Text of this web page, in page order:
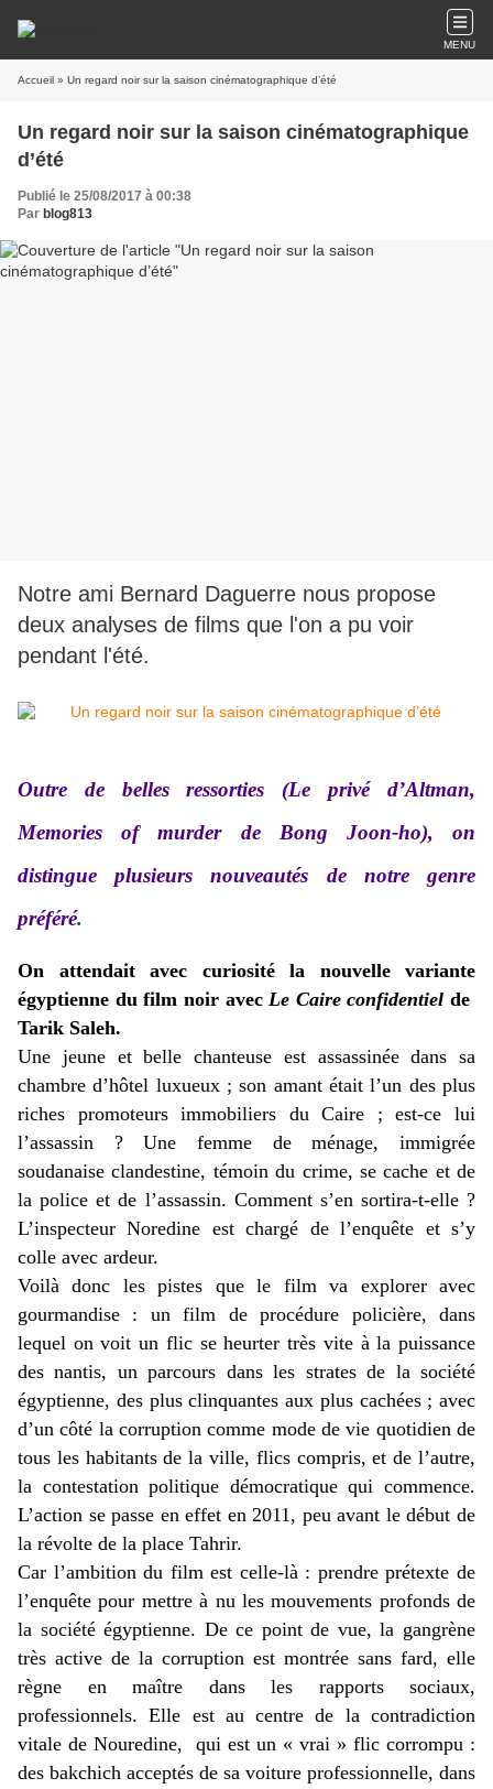
MENU
Accueil » Un regard noir sur la saison cinématographique d’été
Un regard noir sur la saison cinématographique
d’été
Publié le 25/08/2017 à 00:38
Par blog813
Notre ami Bernard Daguerre nous propose
deux analyses de films que l'on a pu voir
pendant l'été.
Outre de belles ressorties (Le privé d’Altman,
Memories of murder de Bong Joon-ho), on
distingue plusieurs nouveautés de notre genre
préféré.
On attendait avec curiosité la nouvelle variante
égyptienne du film noir avecLe Caire confidentiel de
Tarik Saleh.
Une jeune et belle chanteuse est assassinée dans sa
chambre d’hôtel luxueux ; son amant était l’un des plus
riches promoteurs immobiliers du Caire ; est-ce lui
l’assassin ? Une femme de ménage, immigrée
soudanaise clandestine, témoin du crime, se cache et de
la police et de l’assassin. Comment s’en sortira-t-elle ?
L’inspecteur Noredine est chargé de l’enquête et s’y
colle avec ardeur.
Voilà donc les pistes que le film va explorer avec
gourmandise : un film de procédure policière, dans
lequel on voit un flic se heurter très vite à la puissance
des nantis, un parcours dans les strates de la société
égyptienne, des plus clinquantes aux plus cachées ; avec
d’un côté la corruption comme mode de vie quotidien de
tous les habitants de la ville, flics compris, et de l’autre,
la contestation politique démocratique qui commence.
L’action se passe en effet en 2011, peu avant le début de
la révolte de la place Tahrir.
Car l’ambition du film est celle-là : prendre prétexte de
l’enquête pour mettre à nu les mouvements profonds de
la société égyptienne. De ce point de vue, la gangrène
très active de la corruption est montrée sans fard, elle
règne en maître dans les rapports sociaux,
professionnels. Elle est au centre de la contradiction
vitale de Nouredine, qui est un « vrai » flic corrompu :
des bakchich acceptés de sa voiture professionnelle, dans